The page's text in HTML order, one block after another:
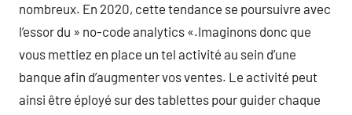
nombreux. En 2020, cette tendance se poursuivre avec
l’essor du » no-code analytics «.Imaginons donc que
vous mettiez en place un tel activité au sein d’une
banque afin d’augmenter vos ventes. Le activité peut
ainsi être éployé sur des tablettes pour guider chaque